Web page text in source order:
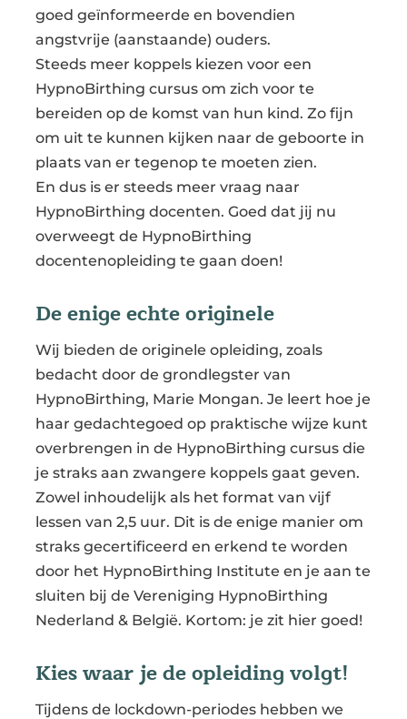
goed geïnformeerde en bovendien
angstvrije (aanstaande) ouders.
Steeds meer koppels kiezen voor een
HypnoBirthing cursus om zich voor te
bereiden op de komst van hun kind. Zo fijn
om uit te kunnen kijken naar de geboorte in
plaats van er tegenop te moeten zien.
En dus is er steeds meer vraag naar
HypnoBirthing docenten. Goed dat jij nu
overweegt de HypnoBirthing
docentenopleiding te gaan doen!
De enige echte originele
Wij bieden de originele opleiding, zoals
bedacht door de grondlegster van
HypnoBirthing, Marie Mongan. Je leert hoe je
haar gedachtegoed op praktische wijze kunt
overbrengen in de HypnoBirthing cursus die
je straks aan zwangere koppels gaat geven.
Zowel inhoudelijk als het format van vijf
lessen van 2,5 uur. Dit is de enige manier om
straks gecertificeerd en erkend te worden
door het HypnoBirthing Institute en je aan te
sluiten bij de Vereniging HypnoBirthing
Nederland & België. Kortom: je zit hier goed!
Kies waar je de opleiding volgt!
Tijdens de lockdown-periodes hebben we